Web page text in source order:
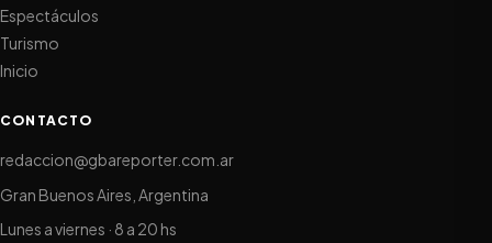
Espectáculos
Turismo
Inicio
CONTACTO
redaccion@gbareporter.com.ar
Gran Buenos Aires, Argentina
Lunes a viernes · 8 a 20 hs